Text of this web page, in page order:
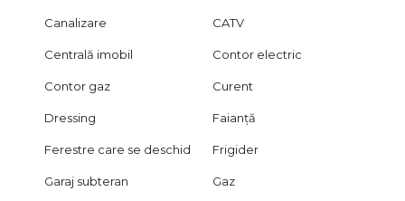
Canalizare CATV
Centrală imobil Contor electric
Contor gaz Curent
Dressing Faianță
Ferestre care se deschid Frigider
Garaj subteran Gaz